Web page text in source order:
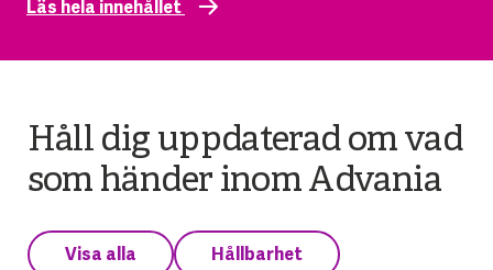
Läs hela innehållet
Håll dig uppdaterad om vad
som händer inom Advania
Visa alla Hållbarhet